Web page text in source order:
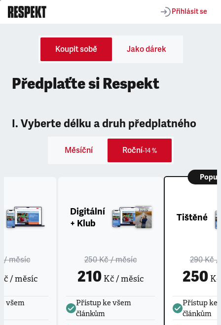
Přihlásit se
Koupit sobě Jako dárek
Předplaťte si Respekt
I. Vyberte délku a druh předplatného
Měsíční Roční-14 %
/ měsíc
/ měsíc
všem
Digitální
+ Klub
250 Kč/ měsíc
210 Kč / měsíc
Přístup ke všem
článkům
Tištěné
290 Kč/
250Kč
Přístup ke
článkům